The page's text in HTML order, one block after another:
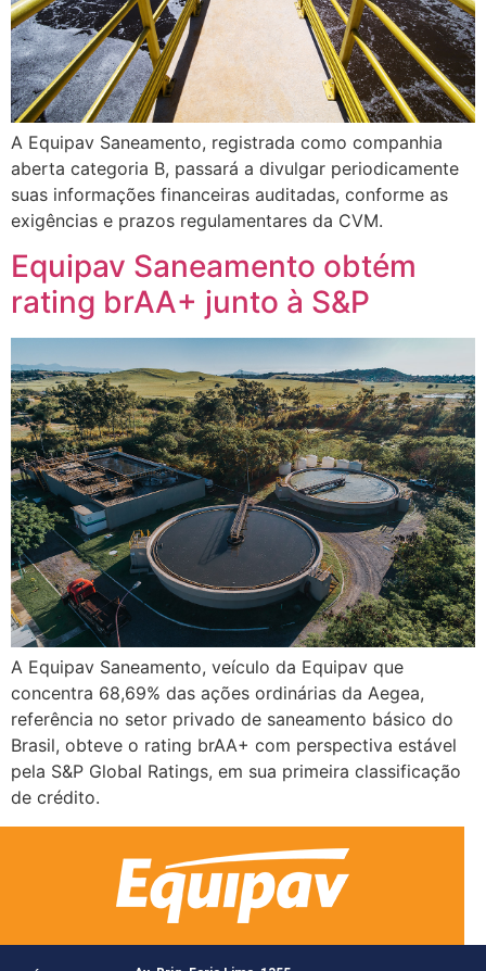
A Equipav Saneamento, registrada como companhia
aberta categoria B, passará a divulgar periodicamente
suas informações financeiras auditadas, conforme as
exigências e prazos regulamentares da CVM.
Equipav Saneamento obtém
rating brAA+ junto à S&P
A Equipav Saneamento, veículo da Equipav que
concentra 68,69% das ações ordinárias da Aegea,
referência no setor privado de saneamento básico do
Brasil, obteve o rating brAA+ com perspectiva estável
pela S&P Global Ratings, em sua primeira classificação
de crédito.